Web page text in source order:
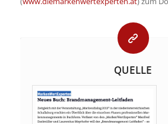
QUELLE